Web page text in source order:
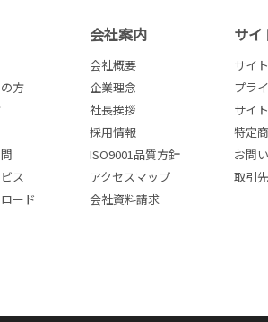
方
ス
ード
会社案内
会社概要
企業理念
社長挨拶
採用情報
ISO9001品質方針
アクセスマップ
会社資料請求
サイ
サイ
プラ
サイ
特定
お問
取引